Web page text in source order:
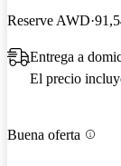
Reserve AWD
Entrega a
El precio
Buena oferta